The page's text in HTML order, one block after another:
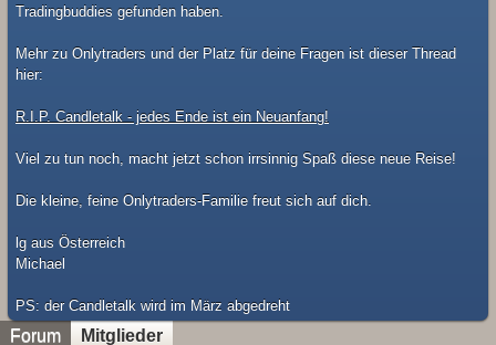
Tradingbuddies gefunden haben.
Mehr zu Onlytraders und der Platz für deine Fragen ist dieser Thread
hier:
R.I.P. Candletalk - jedes Ende ist ein Neuanfang!
Viel zu tun noch, macht jetzt schon irrsinnig Spaß diese neue Reise!
Die kleine, feine Onlytraders-Familie freut sich auf dich.
lg aus Österreich
Michael
​PS: der Candletalk wird im März abgedreht
Forum Mitglieder